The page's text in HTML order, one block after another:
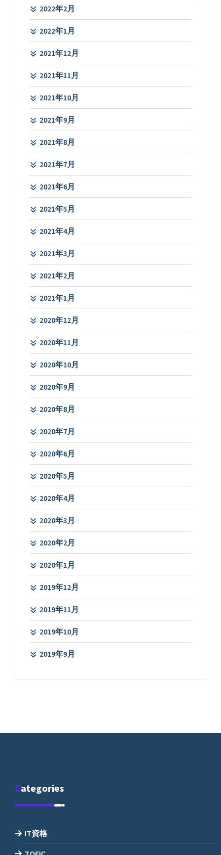
2022年2月
2022年1月
2021年12月
2021年11月
2021年10月
2021年9月
2021年8月
2021年7月
2021年6月
2021年5月
2021年4月
2021年3月
2021年2月
2021年1月
2020年12月
2020年11月
2020年10月
2020年9月
2020年8月
2020年7月
2020年6月
2020年5月
2020年4月
2020年3月
2020年2月
2020年1月
2019年12月
2019年11月
2019年10月
2019年9月
Categories
IT資格